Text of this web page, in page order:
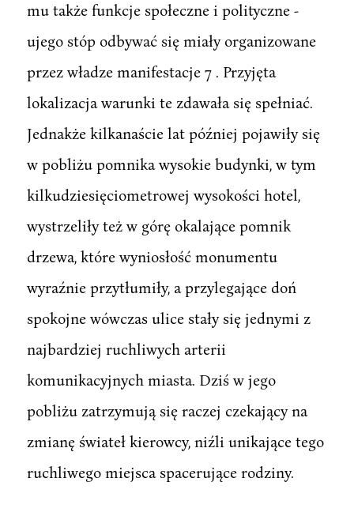
mu także funkcje społeczne i polityczne -
ujego stóp odbywać się miały organizowane
przez władze manifestacje 7 . Przyjęta
lokalizacja warunki te zdawała się spełniać.
Jednakże kilkanaście lat później pojawiły się
w pobliżu pomnika wysokie budynki, w tym
kilkudziesięciometrowej wysokości hotel,
wystrzeliły też w górę okalające pomnik
drzewa, które wyniosłość monumentu
wyraźnie przytłumiły, a przylegające doń
spokojne wówczas ulice stały się jednymi z
najbardziej ruchliwych arterii
komunikacyjnych miasta. Dziś w jego
pobliżu zatrzymują się raczej czekający na
zmianę świateł kierowcy, niźli unikające tego
ruchliwego miejsca spacerujące rodziny.